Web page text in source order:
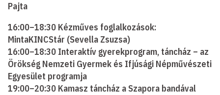
Pajta
16:00–18:30 Kézműves foglalkozások:
MintaKINCStár (Sevella Zsuzsa)
16:00–18:30 Interaktív gyerekprogram, táncház – az
Örökség Nemzeti Gyermek és Ifjúsági Népművészeti
Egyesület programja
19:00–20:30 Kamasz táncház a Szapora bandával